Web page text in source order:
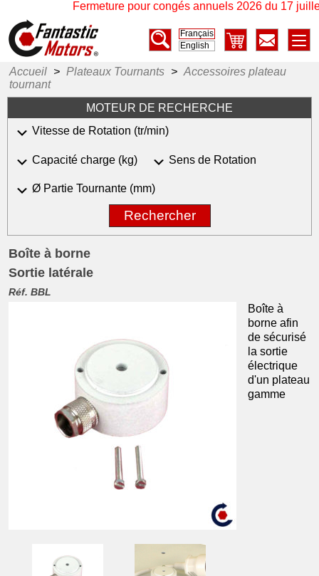
Fermeture pour congés annuels 2026 du 17
Français
English
Accueil > Plateaux Tournants > Accessoires plateau
tournant
MOTEUR DE RECHERCHE
Vitesse de Rotation (tr/min)
Capacité charge (kg) Sens de Rotation
Ø Partie Tournante (mm)
Rechercher
Boîte à borne
Sortie latérale
Réf. BBL
Boîte à
borne afin
de sécurisé
la sortie
électrique
d'un plateau
gamme